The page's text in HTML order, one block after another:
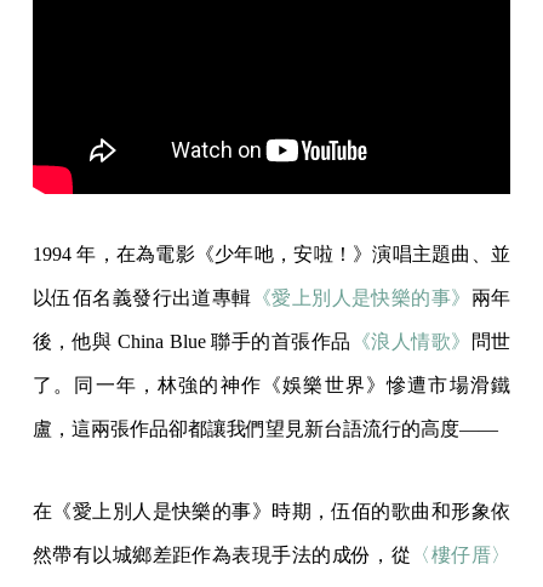
1994 年，在為電影《少年吔，安啦！》演唱主題曲、並
以伍佰名義發行出道專輯 《愛上別人是快樂的事》 兩年
後，他與 China Blue 聯手的首張作品 《浪人情歌》 問世
了。同一年，林強的神作《娛樂世界》慘遭市場滑鐵
盧，這兩張作品卻都讓我們望見新台語流行的高度——
在《愛上別人是快樂的事》時期，伍佰的歌曲和形象依
然帶有以城鄉差距作為表現手法的成份，從 〈樓仔厝〉